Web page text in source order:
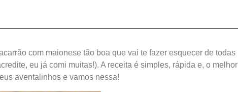
com maionese tão boa que vai te fazer esquecer de todas
eu já comi muitas!). A receita é simples, rápida e, o melhor
aventalinhos e vamos nessa!